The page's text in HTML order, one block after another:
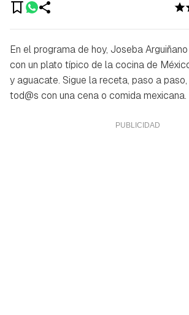
En el programa de hoy, Joseba
con un plato típico de la cocina de
y aguacate. Sigue la receta, paso a
tod@s con una cena o comida mexicana.